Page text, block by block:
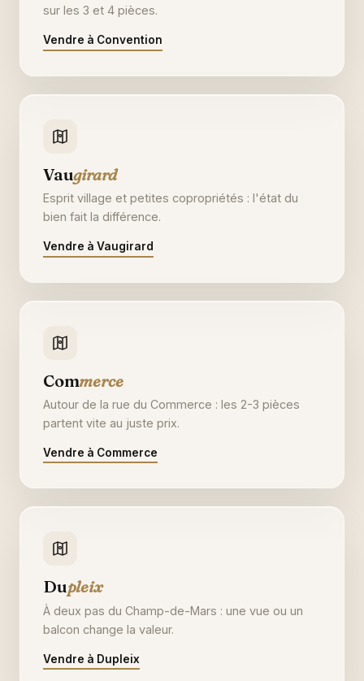
sur les 3 et 4 pièces.
Vendre à Convention
Vaugirard
Esprit village et petites copropriétés : l'état du
bien fait la différence.
Vendre à Vaugirard
Commerce
Autour de la rue du Commerce : les 2-3 pièces
partent vite au juste prix.
Vendre à Commerce
Dupleix
À deux pas du Champ-de-Mars : une vue ou un
balcon change la valeur.
Vendre à Dupleix